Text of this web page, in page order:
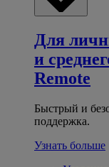
Для
и
Remote
Быстрый и
поддержка.
Узнать больше